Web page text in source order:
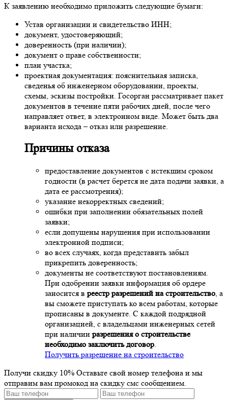
К заявлению необходимо приложить следующие бумаги:
Устав организации и свидетельство ИНН;
документ, удостоверяющий;
доверенность (при наличии);
документ о праве собственности;
план участка;
проектная документация: пояснительная записка,
сведенья об инженерном оборудовании, проекты,
схемы, эскизы постройки. Госорган рассматривает пакет
документов в течение пяти рабочих дней, после чего
направляет ответ, в электронном виде. Может быть два
варианта исхода – отказ или разрешение.
Причины отказа
предоставление документов с истекшим сроком
годности (в расчет берется не дата подачи заявки, а
дата ее рассмотрения);
указание некорректных сведений;
ошибки при заполнении обязательных полей
заявки;
если допущены нарушения при использовании
электронной подписи;
во всех случаях, когда представить забыл
прикрепить доверенность;
документы не соответствуют постановлениям.
При одобрении заявки информация об ордере
заносится в реестр разрешений на строительство, а
вы сможете приступать ко всем работам, которые
прописаны в документе. С каждой подрядной
организацией, с владельцами инженерных сетей
при наличии разрешения о строительстве
необходимо заключить договор.
Получить разрешение на строительство
Получи скидку 10% Оставьте свой номер телефона и мы
отправим вам промокод на скидку смс сообщением.